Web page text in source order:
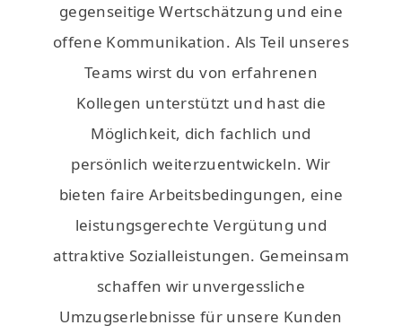
gegenseitige Wertschätzung und eine
offene Kommunikation. Als Teil unseres
Teams wirst du von erfahrenen
Kollegen unterstützt und hast die
Möglichkeit, dich fachlich und
persönlich weiterzuentwickeln. Wir
bieten faire Arbeitsbedingungen, eine
leistungsgerechte Vergütung und
attraktive Sozialleistungen. Gemeinsam
schaffen wir unvergessliche
Umzugserlebnisse für unsere Kunden